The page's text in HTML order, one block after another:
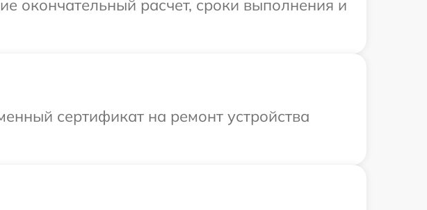
окончательный расчет, сроки выполнения и
сертификат на ремонт устройства